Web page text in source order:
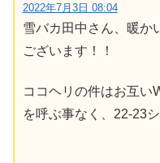
2022年7月3日 08:04
雪バカ田中さん、暖か
ございます！！
ココヘリの件はお互い
を呼ぶ事なく、22-23